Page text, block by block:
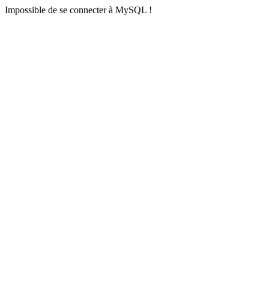
Impossible de se connecter à MySQL !